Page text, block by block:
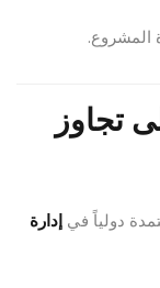
المشروع.
تجاوز
إدارة